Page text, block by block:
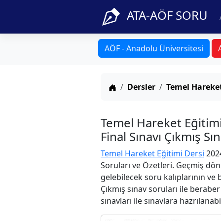
ATA-AÖF SORU
AÖF - Anadolu Üniversitesi
Anasayfa
Dersler Temel
Temel Hareket
Final Sınavı Çıkmış
Temel Hareket Eğitimi Dersi
Soruları ve Özetleri. Geçmiş
gelebilecek soru kalıplarının
Çıkmış sınav soruları ile
sınavları ile sınavlara